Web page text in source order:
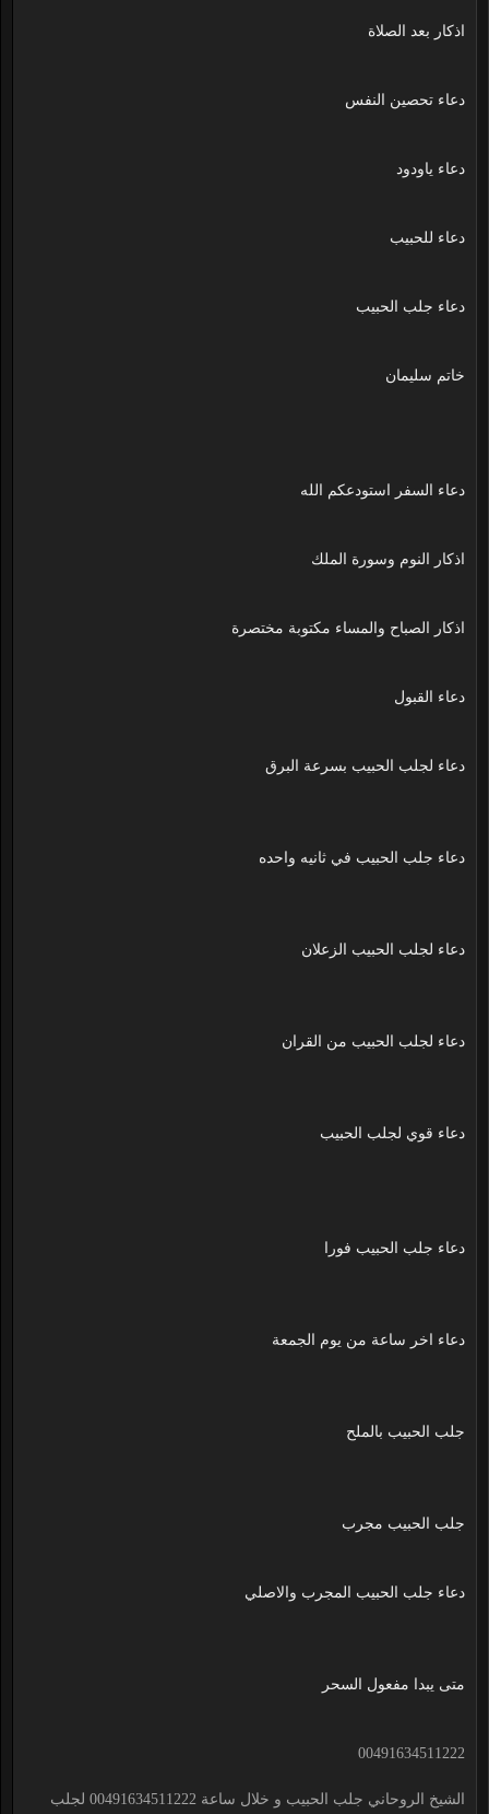
اذكار بعد الصلاة
دعاء تحصين النفس
دعاء ياودود
دعاء للحبيب
دعاء جلب الحبيب
خاتم سليمان
دعاء السفر استودعكم الله
اذكار النوم وسورة الملك
اذكار الصباح والمساء مكتوبة مختصرة
دعاء القبول
دعاء لجلب الحبيب بسرعة البرق
دعاء جلب الحبيب في ثانيه واحده
دعاء لجلب الحبيب الزعلان
دعاء لجلب الحبيب من القران
دعاء قوي لجلب الحبيب
دعاء جلب الحبيب فورا
دعاء اخر ساعة من يوم الجمعة
جلب الحبيب بالملح
جلب الحبيب مجرب
دعاء جلب الحبيب المجرب والاصلي
متى يبدا مفعول السحر
00491634511222
الشيخ الروحاني جلب الحبيب و خلال ساعة 00491634511222 لجلب